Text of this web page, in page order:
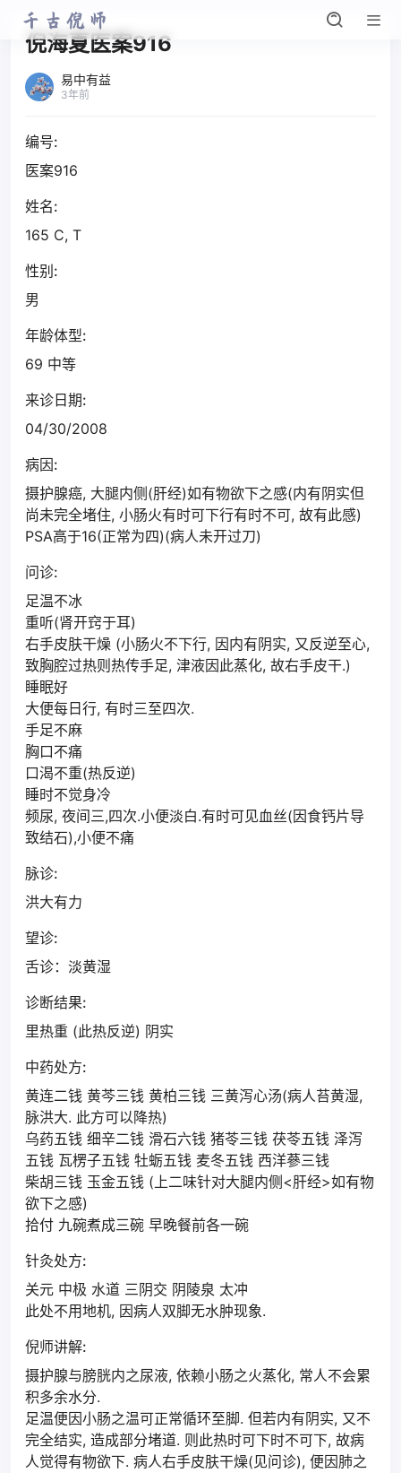
倪海夏医案916
易中有益
3年前
编号:
医案916
姓名:
165 C, T
性别:
男
年龄体型:
69 中等
来诊日期:
04/30/2008
病因:
摄护腺癌, 大腿内侧(肝经)如有物欲下之感(内有阴实但
尚未完全堵住, 小肠火有时可下行有时不可, 故有此感)
PSA高于16(正常为四)(病人未开过刀)
问诊:
足温不冰
重听(肾开窍于耳)
右手皮肤干燥 (小肠火不下行, 因内有阴实, 又反逆至心,
致胸腔过热则热传手足, 津液因此蒸化, 故右手皮干.)
睡眠好
大便每日行, 有时三至四次.
手足不麻
胸口不痛
口渴不重(热反逆)
睡时不觉身冷
频尿, 夜间三,四次.小便淡白.有时可见血丝(因食钙片导
致结石),小便不痛
脉诊:
洪大有力
望诊:
舌诊：淡黄湿
诊断结果:
里热重 (此热反逆) 阴实
中药处方:
黄连二钱 黄芩三钱 黄柏三钱 三黄泻心汤(病人苔黄湿,
脉洪大. 此方可以降热)
乌药五钱 细辛二钱 滑石六钱 猪苓三钱 茯苓五钱 泽泻
五钱 瓦楞子五钱 牡蛎五钱 麦冬五钱 西洋蔘三钱
柴胡三钱 玉金五钱 (上二味针对大腿内侧<肝经>如有物
欲下之感)
拾付 九碗煮成三碗 早晚餐前各一碗
针灸处方:
关元 中极 水道 三阴交 阴陵泉 太冲
此处不用地机, 因病人双脚无水肿现象.
倪师讲解:
摄护腺与膀胱内之尿液, 依赖小肠之火蒸化, 常人不会累
积多余水分.
足温便因小肠之温可正常循环至脚. 但若内有阴实, 又不
完全结实, 造成部分堵道. 则此热时可下时不可下, 故病
人觉得有物欲下. 病人右手皮肤干燥(见问诊), 便因肺之